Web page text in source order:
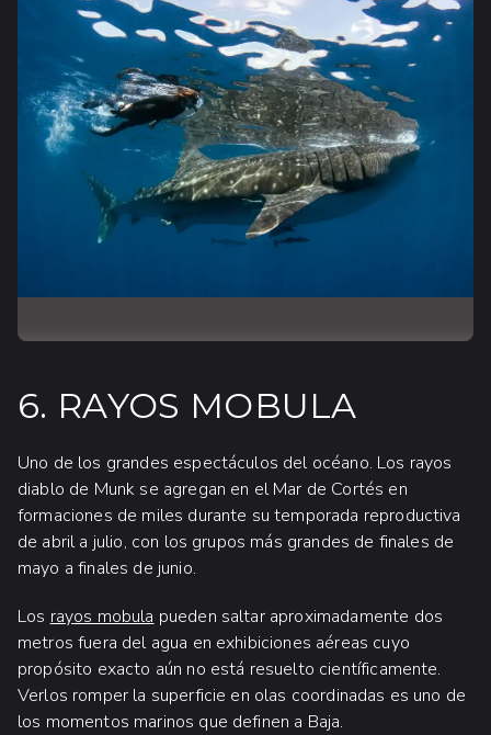
6. RAYOS MOBULA
Uno de los grandes espectáculos del océano. Los rayos
diablo de Munk se agregan en el Mar de Cortés en
formaciones de miles durante su temporada reproductiva
de abril a julio, con los grupos más grandes de finales de
mayo a finales de junio.
Los rayos mobula pueden saltar aproximadamente dos
metros fuera del agua en exhibiciones aéreas cuyo
propósito exacto aún no está resuelto científicamente.
Verlos romper la superficie en olas coordinadas es uno de
los momentos marinos que definen a Baja.